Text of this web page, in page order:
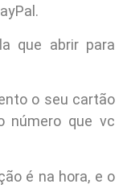
que abrir para
o seu cartão
número que vc
é na hora, e o